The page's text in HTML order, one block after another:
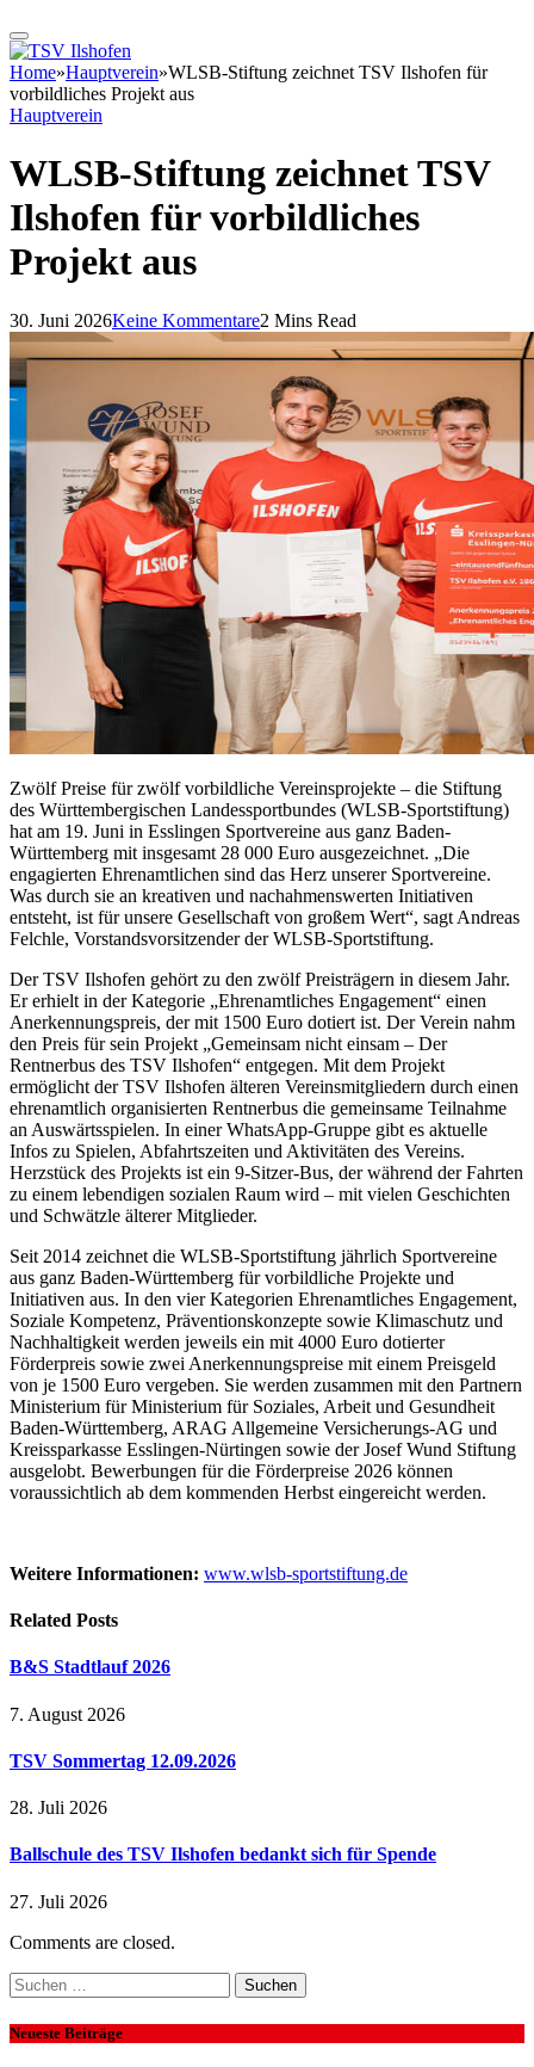
Home»Hauptverein»WLSB-Stiftung zeichnet TSV Ilshofen für
vorbildliches Projekt aus
Hauptverein
WLSB-Stiftung zeichnet TSV
Ilshofen für vorbildliches
Projekt aus
30. Juni 2026Keine Kommentare2 Mins Read
Zwölf Preise für zwölf vorbildliche Vereinsprojekte – die Stiftung
des Württembergischen Landessportbundes (WLSB-Sportstiftung)
hat am 19. Juni in Esslingen Sportvereine aus ganz Baden-
Württemberg mit insgesamt 28 000 Euro ausgezeichnet. „Die
engagierten Ehrenamtlichen sind das Herz unserer Sportvereine.
Was durch sie an kreativen und nachahmenswerten Initiativen
entsteht, ist für unsere Gesellschaft von großem Wert“, sagt Andreas
Felchle, Vorstandsvorsitzender der WLSB-Sportstiftung.
Der TSV Ilshofen gehört zu den zwölf Preisträgern in diesem Jahr.
Er erhielt in der Kategorie „Ehrenamtliches Engagement“ einen
Anerkennungspreis, der mit 1500 Euro dotiert ist. Der Verein nahm
den Preis für sein Projekt „Gemeinsam nicht einsam – Der
Rentnerbus des TSV Ilshofen“ entgegen. Mit dem Projekt
ermöglicht der TSV Ilshofen älteren Vereinsmitgliedern durch einen
ehrenamtlich organisierten Rentnerbus die gemeinsame Teilnahme
an Auswärtsspielen. In einer WhatsApp-Gruppe gibt es aktuelle
Infos zu Spielen, Abfahrtszeiten und Aktivitäten des Vereins.
Herzstück des Projekts ist ein 9-Sitzer-Bus, der während der Fahrten
zu einem lebendigen sozialen Raum wird – mit vielen Geschichten
und Schwätzle älterer Mitglieder.
Seit 2014 zeichnet die WLSB-Sportstiftung jährlich Sportvereine
aus ganz Baden-Württemberg für vorbildliche Projekte und
Initiativen aus. In den vier Kategorien Ehrenamtliches Engagement,
Soziale Kompetenz, Präventionskonzepte sowie Klimaschutz und
Nachhaltigkeit werden jeweils ein mit 4000 Euro dotierter
Förderpreis sowie zwei Anerkennungspreise mit einem Preisgeld
von je 1500 Euro vergeben. Sie werden zusammen mit den Partnern
Ministerium für Ministerium für Soziales, Arbeit und Gesundheit
Baden-Württemberg, ARAG Allgemeine Versicherungs-AG und
Kreissparkasse Esslingen-Nürtingen sowie der Josef Wund Stiftung
ausgelobt. Bewerbungen für die Förderpreise 2026 können
voraussichtlich ab dem kommenden Herbst eingereicht werden.
Weitere Informationen: www.wlsb-sportstiftung.de
Related Posts
B&S Stadtlauf 2026
7. August 2026
TSV Sommertag 12.09.2026
28. Juli 2026
Ballschule des TSV Ilshofen bedankt sich für Spende
27. Juli 2026
Comments are closed.
Suchen
nach:
Neueste Beiträge